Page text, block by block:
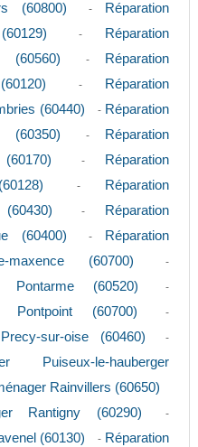
(60800) -
Réparation
-
Réparation
(60560)
-
Réparation
-
Réparation
(60440)
- Réparation
(60350)
-
Réparation
-
Réparation
-
Réparation
-
Réparation
(60400)
-
Réparation
maxence (60700)
-
Pontarme (60520) -
Pontpoint (60700) -
sur-oise (60460) -
Puiseux-le-hauberger
Rainvillers (60650)
Rantigny (60290) -
(60130) - Réparation